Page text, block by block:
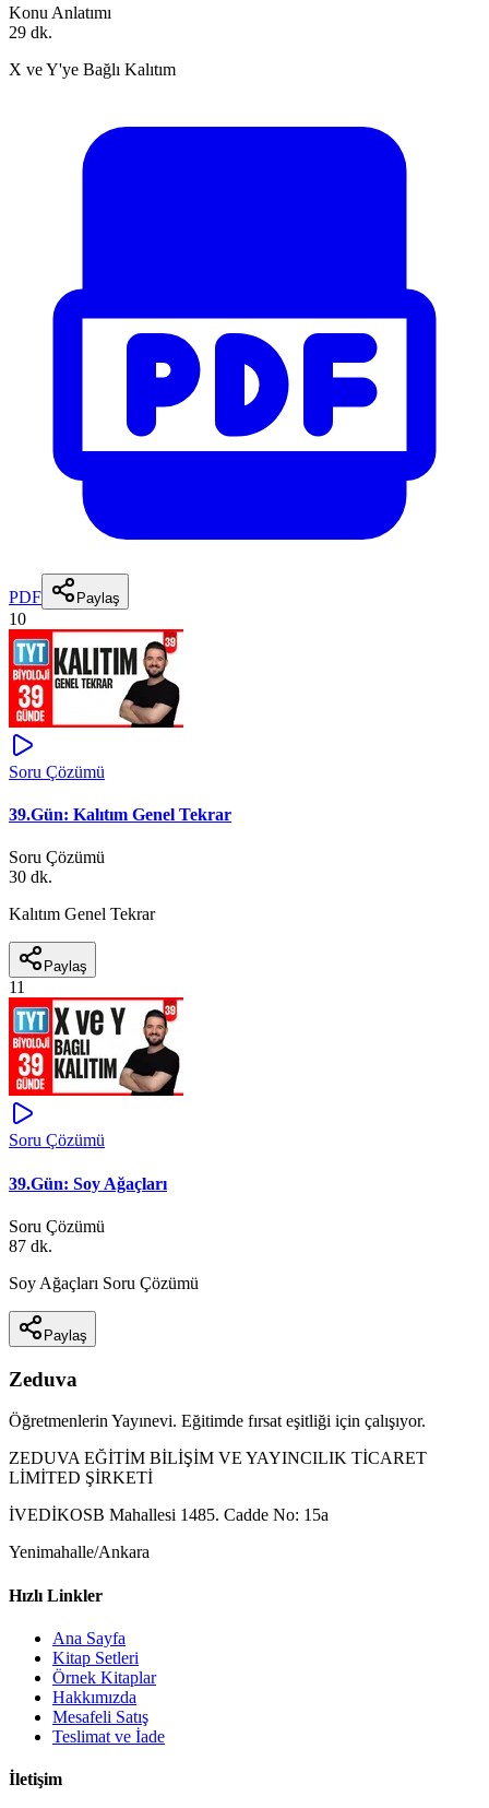
Konu Anlatımı
29 dk.
X ve Y'ye Bağlı Kalıtım
PDF Paylaş
10
Soru Çözümü
39.Gün: Kalıtım Genel Tekrar
Soru Çözümü
30 dk.
Kalıtım Genel Tekrar
Paylaş
11
Soru Çözümü
39.Gün: Soy Ağaçları
Soru Çözümü
87 dk.
Soy Ağaçları Soru Çözümü
Paylaş
Zeduva
Öğretmenlerin Yayınevi. Eğitimde fırsat eşitliği için çalışıyor.
ZEDUVA EĞİTİM BİLİŞİM VE YAYINCILIK TİCARET
LİMİTED ŞİRKETİ
İVEDİKOSB Mahallesi 1485. Cadde No: 15a
Yenimahalle/Ankara
Hızlı Linkler
Ana Sayfa
Kitap Setleri
Örnek Kitaplar
Hakkımızda
Mesafeli Satış
Teslimat ve İade
İletişim